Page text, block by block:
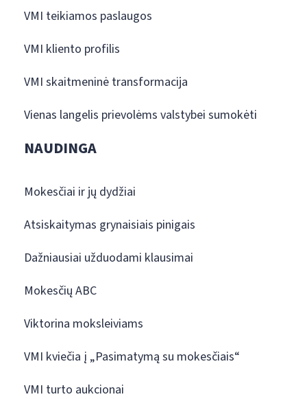
VMI teikiamos paslaugos
VMI kliento profilis
VMI skaitmeninė transformacija
Vienas langelis prievolėms valstybei sumokėti
NAUDINGA
Mokesčiai ir jų dydžiai
Atsiskaitymas grynaisiais pinigais
Dažniausiai užduodami klausimai
Mokesčių ABC
Viktorina moksleiviams
VMI kviečia į „Pasimatymą su mokesčiais“
VMI turto aukcionai